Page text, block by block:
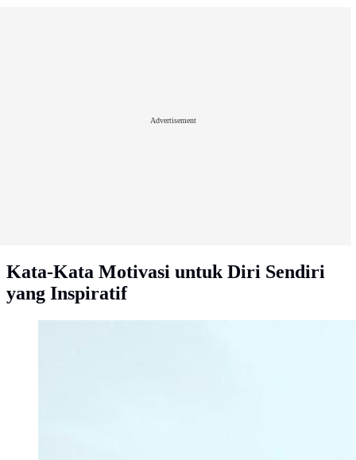
Advertisement
Kata-Kata Motivasi untuk Diri Sendiri
yang Inspiratif